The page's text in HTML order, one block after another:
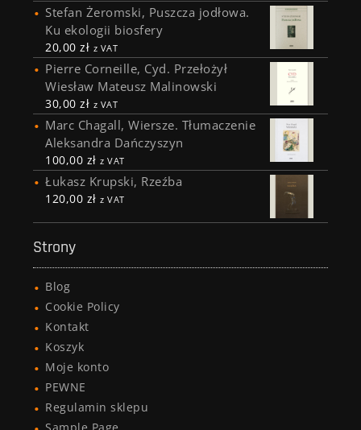
Stefan Żeromski, Puszcza jodłowa.
Ku ekologii biosfery
20,00zł z VAT
Pierre Corneille, Cyd. Przełożył
Wiesław Mateusz Malinowski
30,00zł z VAT
Marc Chagall, Wiersze. Tłumaczenie
Aleksandra Dańczyszyn
100,00 zł z VAT
Łukasz Krupski, Rzeźba
120,00 zł z VAT
Strony
Blog
Cookie Policy
Kontakt
Koszyk
Moje konto
PEWNE
Regulamin sklepu